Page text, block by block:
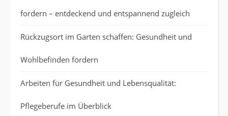
fordern – entdeckend und entspannend zugleich
Rückzugsort im Garten schaffen: Gesundheit und
Wohlbefinden fördern
Arbeiten für Gesundheit und Lebensqualität:
Pflegeberufe im Überblick